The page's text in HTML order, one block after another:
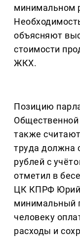
минимальном
объясняют
стоимости
ЖКХ.
Позицию
Общественной
также
труда должна
рублей с
отметил в
ЦК КПРФ Юрий
минимальный
человеку
расходы и